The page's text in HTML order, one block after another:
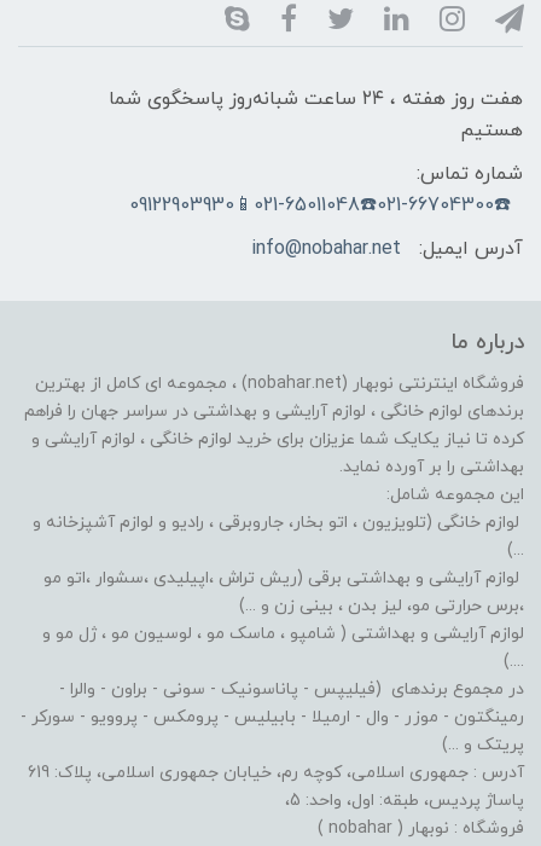
هفت روز هفته ، ۲۴ ساعت شبانه‌روز پاسخگوی شما
هستیم
شماره تماس:
☎️021-66704300☎️021-65011048📱09122903930
آدرس ایمیل:
info@nobahar.net
درباره ما
فروشگاه اینترنتی نوبهار (nobahar.net) ، مجموعه ای کامل از بهترین
برندهای لوازم خانگی ، لوازم آرایشی و بهداشتی در سراسر جهان را فراهم
کرده تا نیاز یکایک شما عزیزان برای خرید لوازم خانگی ، لوازم آرایشی و
بهداشتی را بر آورده نماید.
این مجموعه شامل:
لوازم خانگی (تلویزیون ، اتو بخار، جاروبرقی ، رادیو و لوازم آشپزخانه و
...)
لوازم آرایشی و بهداشتی برقی (ریش تراش ،اپیلیدی ،سشوار ،اتو مو
،برس حرارتی مو، لیز بدن ، بینی زن و ...)
لوازم آرایشی و بهداشتی ( شامپو ، ماسک مو ، لوسیون مو ، ژل مو و
....)
در مجموع برندهای (فیلیپس - پاناسونیک - سونی - براون - والرا -
رمینگتون - موزر - وال - ارمیلا - بابیلیس - پرومکس - پروویو - سورکر -
پریتک و ...)
آدرس : جمهوری اسلامی، کوچه رم، خیابان جمهوری اسلامی، پلاک: 619
پاساژ پردیس، طبقه: اول، واحد: 5،
فروشگاه : نوبهار ( nobahar )